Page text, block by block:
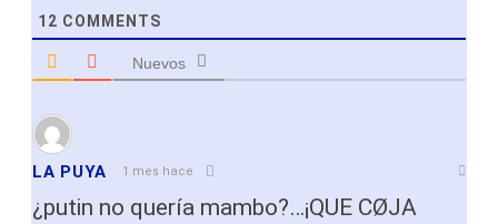
12 COMMENTS
Nuevos
LA PUYA 1 mes hace
¿putin no quería mambo?…¡QUE CØJA